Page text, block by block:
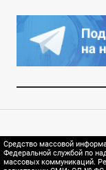
Средство массовой
Федеральной службой по
массовых коммуникаций.